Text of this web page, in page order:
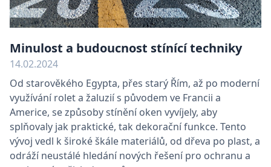
Minulost a budoucnost stínící techniky
14.02.2024
Od starověkého Egypta, přes starý Řím, až po moderní
využívání rolet a žaluzií s původem ve Francii a
Americe, se způsoby stínění oken vyvíjely, aby
splňovaly jak praktické, tak dekorační funkce. Tento
vývoj vedl k široké škále materiálů, od dřeva po plast, a
odráží neustálé hledání nových řešení pro ochranu a